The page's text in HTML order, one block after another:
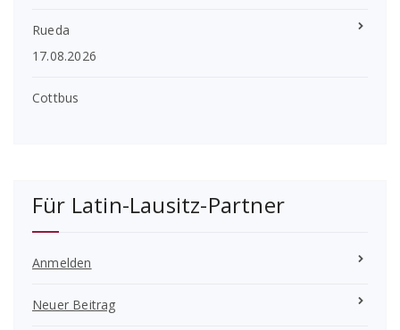
Rueda
17.08.2026
Cottbus
Für Latin-Lausitz-Partner
Anmelden
Neuer Beitrag